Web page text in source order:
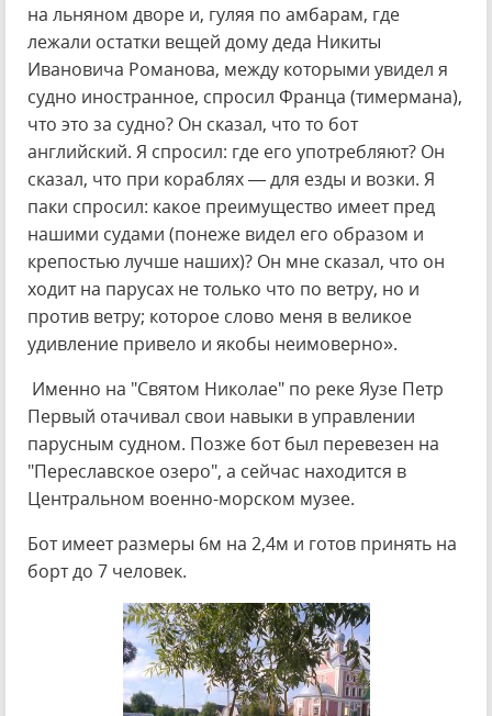
на льняном дворе и, гуляя по амбарам, где
лежали остатки вещей дому деда Никиты
Ивановича Романова, между которыми увидел я
судно иностранное, спросил Франца (тимермана),
что это за судно? Он сказал, что то бот
английский. Я спросил: где его употребляют? Он
сказал, что при кораблях — для езды и возки. Я
паки спросил: какое преимущество имеет пред
нашими судами (понеже видел его образом и
крепостью лучше наших)? Он мне сказал, что он
ходит на парусах не только что по ветру, но и
против ветру; которое слово меня в великое
удивление привело и якобы неимоверно».
Именно на "Святом Николае" по реке Яузе Петр
Первый отачивал свои навыки в управлении
парусным судном. Позже бот был перевезен на
"Переславское озеро", а сейчас находится в
Центральном военно-морском музее.
Бот имеет размеры 6м на 2,4м и готов принять на
борт до 7 человек.